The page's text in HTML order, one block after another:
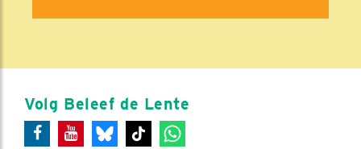
Volg Beleef de Lente